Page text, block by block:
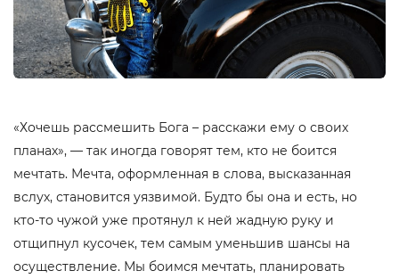
«Хочешь рассмешить Бога – расскажи ему о своих
планах», — так иногда говорят тем, кто не боится
мечтать. Мечта, оформленная в слова, высказанная
вслух, становится уязвимой. Будто бы она и есть, но
кто-то чужой уже протянул к ней жадную руку и
отщипнул кусочек, тем самым уменьшив шансы на
осуществление. Мы боимся мечтать, планировать